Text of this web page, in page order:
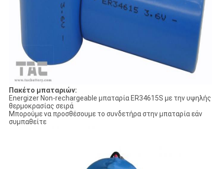
Πακέτο μπαταριών:
Energizer Non-rechargeable μπαταρία ER34615S με την υψηλής
θερμοκρασίας σειρά
Μπορούμε να προσθέσουμε το συνδετήρα στην μπαταρία εάν
συμπαθείτε